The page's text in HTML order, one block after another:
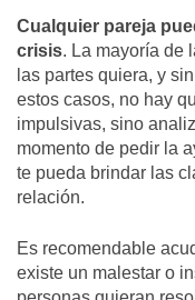
Cualquier pareja
crisis. La mayoría de
las partes quiera, y
estos casos, no hay
impulsivas, sino
momento de pedir la
te pueda brindar las
relación.
Es recomendable
existe un malestar o